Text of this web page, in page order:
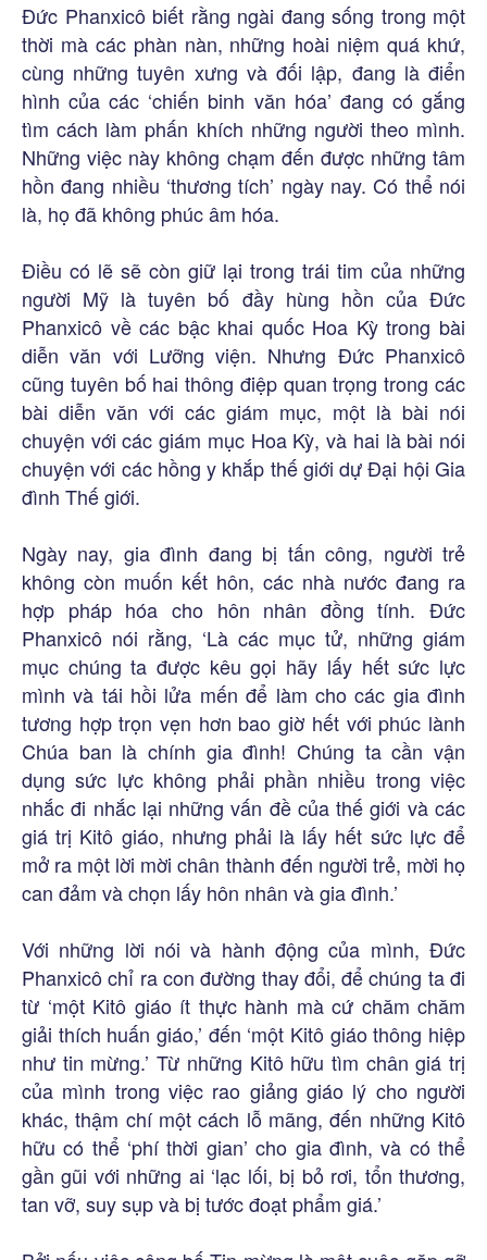
Đức Phanxicô biết rằng ngài đang sống trong một
thời mà các phàn nàn, những hoài niệm quá khứ,
cùng những tuyên xưng và đối lập, đang là điển
hình của các ‘chiến binh văn hóa’ đang có gắng
tìm cách làm phấn khích những người theo mình.
Những việc này không chạm đến được những tâm
hồn đang nhiều ‘thương tích’ ngày nay. Có thể nói
là, họ đã không phúc âm hóa.
Điều có lẽ sẽ còn giữ lại trong trái tim của những
người Mỹ là tuyên bố đầy hùng hồn của Đức
Phanxicô về các bậc khai quốc Hoa Kỳ trong bài
diễn văn với Lưỡng viện. Nhưng Đức Phanxicô
cũng tuyên bố hai thông điệp quan trọng trong các
bài diễn văn với các giám mục, một là bài nói
chuyện với các giám mục Hoa Kỳ, và hai là bài nói
chuyện với các hồng y khắp thế giới dự Đại hội Gia
đình Thế giới.
Ngày nay, gia đình đang bị tấn công, người trẻ
không còn muốn kết hôn, các nhà nước đang ra
hợp pháp hóa cho hôn nhân đồng tính. Đức
Phanxicô nói rằng, ‘Là các mục tử, những giám
mục chúng ta được kêu gọi hãy lấy hết sức lực
mình và tái hồi lửa mến để làm cho các gia đình
tương hợp trọn vẹn hơn bao giờ hết với phúc lành
Chúa ban là chính gia đình! Chúng ta cần vận
dụng sức lực không phải phần nhiều trong việc
nhắc đi nhắc lại những vấn đề của thế giới và các
giá trị Kitô giáo, nhưng phải là lấy hết sức lực để
mở ra một lời mời chân thành đến người trẻ, mời họ
can đảm và chọn lấy hôn nhân và gia đình.’
Với những lời nói và hành động của mình, Đức
Phanxicô chỉ ra con đường thay đổi, để chúng ta đi
từ ‘một Kitô giáo ít thực hành mà cứ chăm chăm
giải thích huấn giáo,’ đến ‘một Kitô giáo thông hiệp
như tin mừng.’ Từ những Kitô hữu tìm chân giá trị
của mình trong việc rao giảng giáo lý cho người
khác, thậm chí một cách lỗ mãng, đến những Kitô
hữu có thể ‘phí thời gian’ cho gia đình, và có thể
gần gũi với những ai ‘lạc lối, bị bỏ rơi, tổn thương,
tan vỡ, suy sụp và bị tước đoạt phẩm giá.’